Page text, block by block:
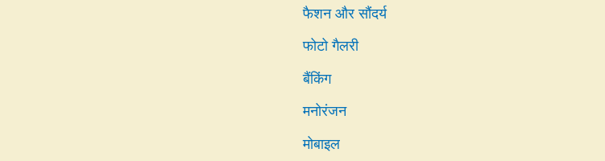
फैशन और सौंदर्य
फोटो गैलरी
बैंकिंग
मनोरंजन
मोबाइल